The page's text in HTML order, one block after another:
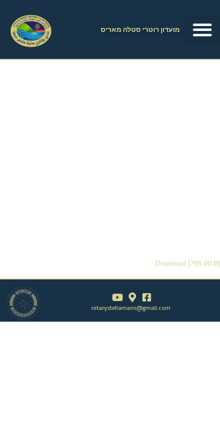
מועדון רוטרי סטלה מאריס
Download [795.00 B]
rotarystellamaris@gmail.com